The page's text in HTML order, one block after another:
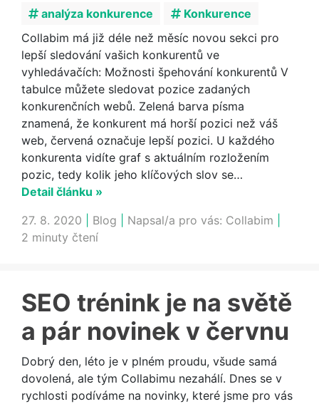
analýza konkurence
Konkurence
Collabim má již déle než měsíc novou sekci pro
lepší sledování vašich konkurentů ve
vyhledávačích: Možnosti špehování konkurentů V
tabulce můžete sledovat pozice zadaných
konkurenčních webů. Zelená barva písma
znamená, že konkurent má horší pozici než váš
web, červená označuje lepší pozici. U každého
konkurenta vidíte graf s aktuálním rozložením
pozic, tedy kolik jeho klíčových slov se…
Detail článku »
27. 8. 2020
Blog Napsal/a pro vás: Collabim
2 minuty čtení
SEO trénink je na světě
a pár novinek v červnu
Dobrý den, léto je v plném proudu, všude samá
dovolená, ale tým Collabimu nezahálí. Dnes se v
rychlosti podíváme na novinky, které jsme pro vás